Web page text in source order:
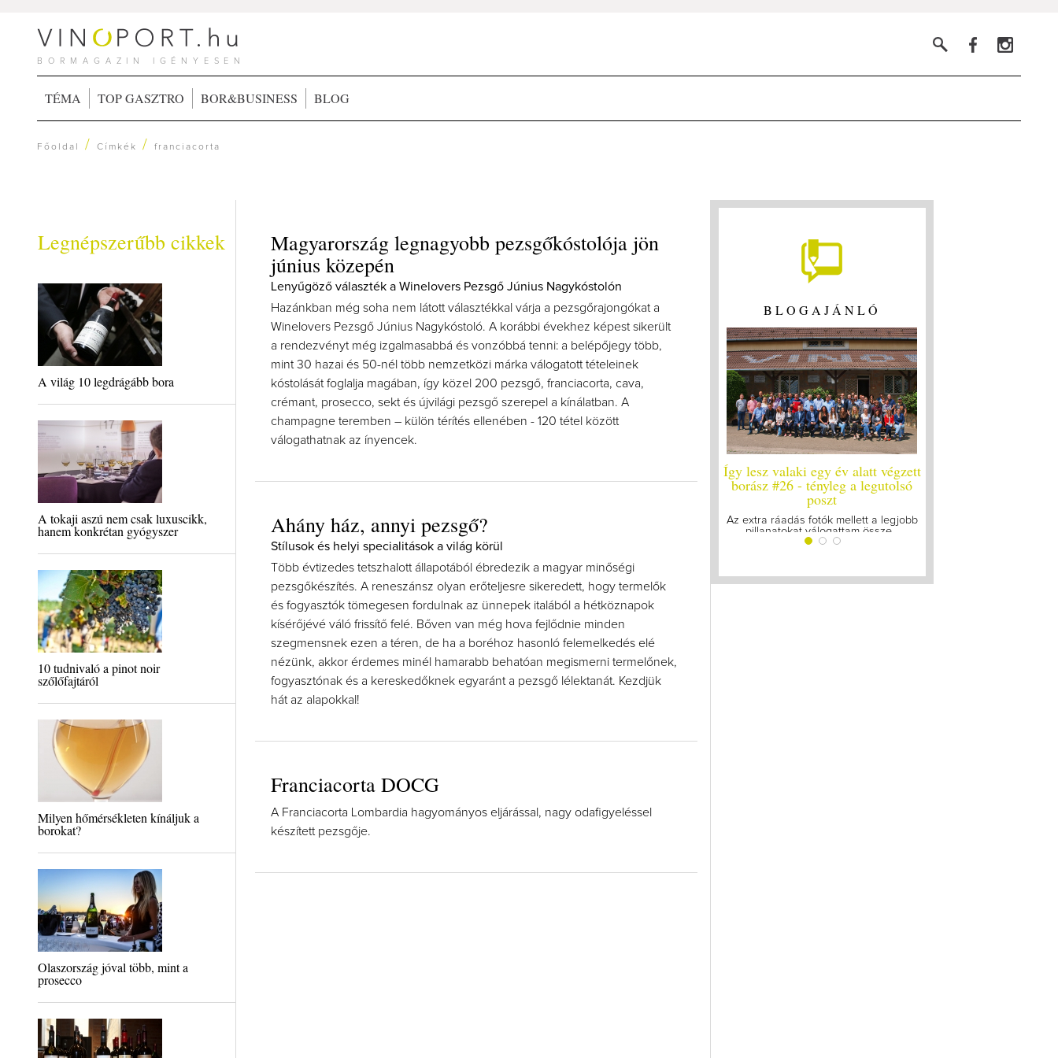
BORMAGAZIN IGÉNYESEN
TÉMA TOP GASZTRO BOR&BUSINESS BLOG
Főoldal /Címkék /franciacorta
Legnépszerűbb cikkek
A világ 10 legdrágább bora
A tokaji aszú nem csak luxuscikk,
hanem konkrétan gyógyszer
10 tudnivaló a pinot noir
szőlőfajtáról
Milyen hőmérsékleten kínáljuk a
borokat?
Olaszország jóval több, mint a
prosecco
Magyarország legnagyobb pezsgőkóstolója jön
június közepén
Lenyűgöző választék a Winelovers Pezsgő Június Nagykóstolón
Hazánkban még soha nem látott választékkal várja a pezsgőrajongókat a
Winelovers Pezsgő Június Nagykóstoló. A korábbi évekhez képest sikerült
a rendezvényt még izgalmasabbá és vonzóbbá tenni: a belépőjegy több,
mint 30 hazai és 50-nél több nemzetközi márka válogatott tételeinek
kóstolását foglalja magában, így közel 200 pezsgő, franciacorta, cava,
crémant, prosecco, sekt és újvilági pezsgő szerepel a kínálatban. A
champagne teremben – külön térítés ellenében - 120 tétel között
válogathatnak az ínyencek.
Ahány ház, annyi pezsgő?
Stílusok és helyi specialitások a világ körül
Több évtizedes tetszhalott állapotából ébredezik a magyar minőségi
pezsgőkészítés. A reneszánsz olyan erőteljesre sikeredett, hogy termelők
és fogyasztók tömegesen fordulnak az ünnepek italából a hétköznapok
kísérőjévé váló frissítő felé. Bőven van még hova fejlődnie minden
szegmensnek ezen a téren, de ha a boréhoz hasonló felemelkedés elé
nézünk, akkor érdemes minél hamarabb behatóan megismerni termelőnek,
fogyasztónak és a kereskedőknek egyaránt a pezsgő lélektanát. Kezdjük
hát az alapokkal!
Franciacorta DOCG
A Franciacorta Lombardia hagyományos eljárással, nagy odafigyeléssel
készített pezsgője.
BLOGAJÁNLÓ
Így lesz valaki egy év alatt végzett
borász #26 - tényleg a legutolsó
poszt
Az extra ráadás fotók mellett a legjobb
pillanatokat válogattam össze...
Így lesz valaki egy év